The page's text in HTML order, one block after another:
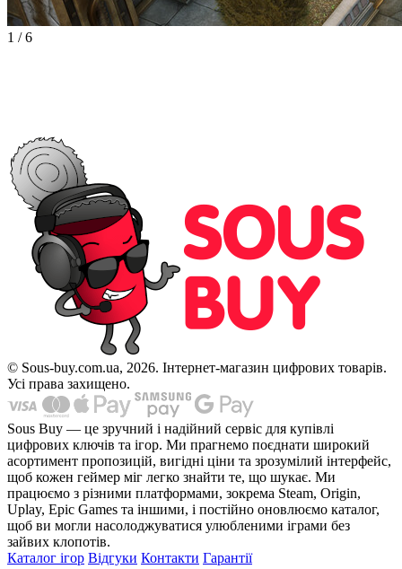
1 /6
© Sous-buy.com.ua, 2026. Інтернет-магазин цифрових товарів.
Усі права захищено.
Sous Buy — це зручний і надійний сервіс для купівлі
цифрових ключів та ігор. Ми прагнемо поєднати широкий
асортимент пропозицій, вигідні ціни та зрозумілий інтерфейс,
щоб кожен геймер міг легко знайти те, що шукає. Ми
працюємо з різними платформами, зокрема Steam, Origin,
Uplay, Epic Games та іншими, і постійно оновлюємо каталог,
щоб ви могли насолоджуватися улюбленими іграми без
зайвих клопотів.
Каталог ігор Відгуки Контакти Гарантії